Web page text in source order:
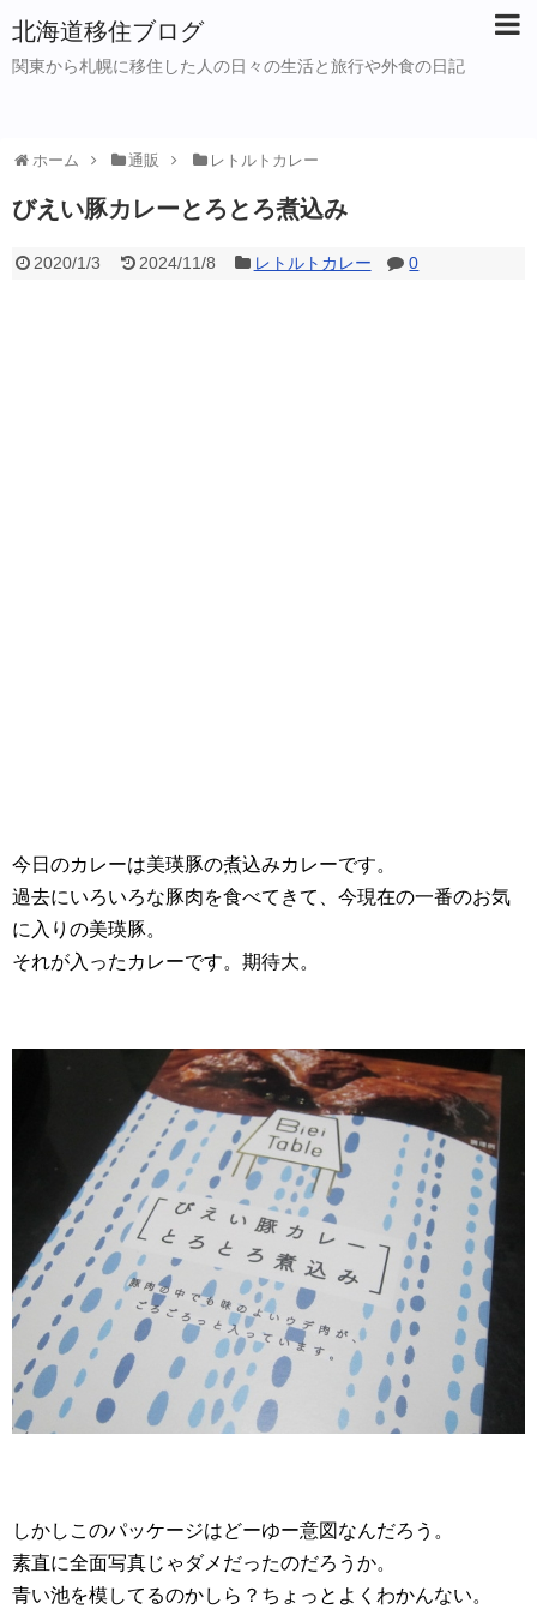
北海道移住ブログ
関東から札幌に移住した人の日々の生活と旅行や外食の日記
ホーム 通販 レトルトカレー
びえい豚カレーとろとろ煮込み
2020/1/3 2024/11/8 レトルトカレー 0
今日のカレーは美瑛豚の煮込みカレーです。
過去にいろいろな豚肉を食べてきて、今現在の一番のお気
に入りの美瑛豚。
それが入ったカレーです。期待大。
しかしこのパッケージはどーゆー意図なんだろう。
素直に全面写真じゃダメだったのだろうか。
青い池を模してるのかしら？ちょっとよくわかんない。